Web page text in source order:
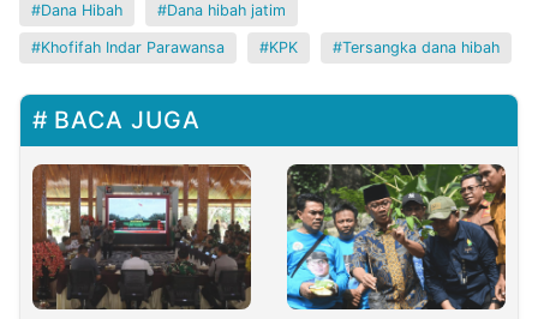
Dana Hibah Dana hibah jatim
Khofifah Indar Parawansa KPK Tersangka dana hibah
BACA JUGA